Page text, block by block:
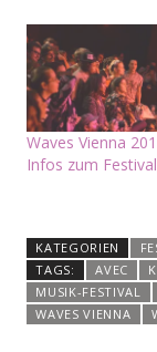
Waves Vienna
Infos zum Festival
KATEGORIEN
TAGS:
AVEC
MUSIK-FESTIVAL
WAVES VIENNA